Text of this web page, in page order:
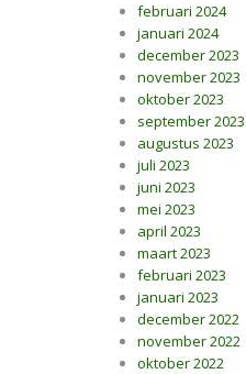
februari 2024
januari 2024
december 2023
november 2023
oktober 2023
september 2023
augustus 2023
juli 2023
juni 2023
mei 2023
april 2023
maart 2023
februari 2023
januari 2023
december 2022
november 2022
oktober 2022